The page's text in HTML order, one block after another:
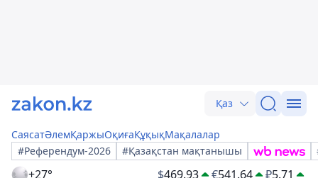
Қаз
СаясатӘлемҚаржыОқиғаҚұқықМақалалар
#Референдум-2026
#Қазақстан мақтанышы
+27° $469.93 €541.64 ₽5.71